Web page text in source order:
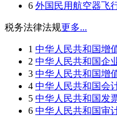
6 外国民用航空器飞
税务法律法规更多...
1 中华人民共和国增
2 中华人民共和国企
3 中华人民共和国增
4 中华人民共和国会
5 中华人民共和国发
6 中华人民共和国审